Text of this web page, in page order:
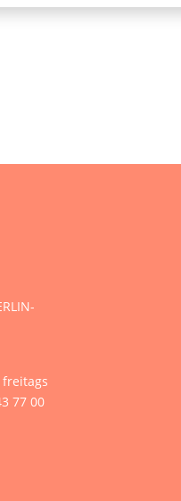
77 00